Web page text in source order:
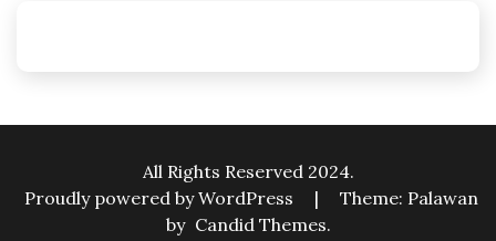
All Rights Reserved 2024.
Proudly powered by WordPress
|
Theme: Palawan
by Candid Themes.